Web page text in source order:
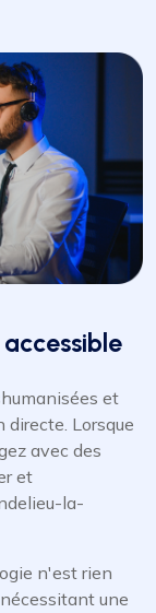
et
Lorsque
avec des
et
la-
n'est rien
une